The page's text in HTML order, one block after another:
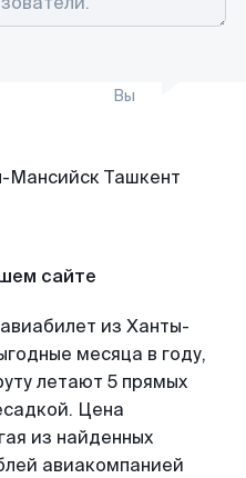
Вы
сайте
из Ханты-
месяца в году,
летают 5 прямых
Цена
из найденных
авиакомпанией